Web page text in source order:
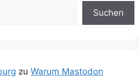
Suchen
zu Warum Mastodon